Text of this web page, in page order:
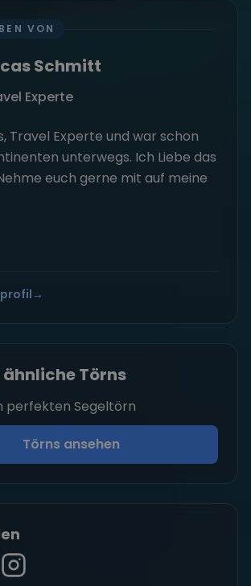
VON
Schmitt
Experte
Travel Experte und war schon
unterwegs. Ich Liebe das
euch gerne mit auf meine
→
ähnliche Törns
perfekten Segeltörn
Törns ansehen